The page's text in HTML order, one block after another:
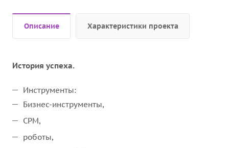
Описание Характеристики проекта
История успеха.
Инструменты:
Бизнес-инструменты,
CРM,
роботы,